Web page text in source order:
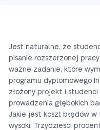
Jest naturalne, że
pisanie rozszerzonej
ważne zadanie, które
programu dyplomowego
złożony projekt i
prowadzenia głębokich
Jakie jest koszt błędów
wysoki. Trzydzieści